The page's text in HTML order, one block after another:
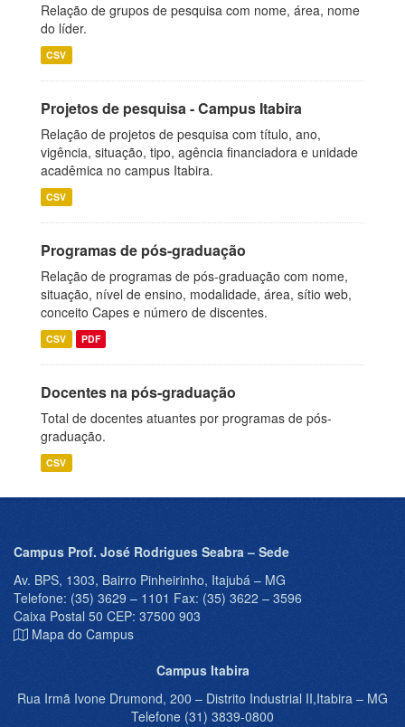
Relação de grupos de pesquisa com nome, área, nome
do líder.
CSV
Projetos de pesquisa - Campus Itabira
Relação de projetos de pesquisa com título, ano,
vigência, situação, tipo, agência financiadora e unidade
acadêmica no campus Itabira.
CSV
Programas de pós-graduação
Relação de programas de pós-graduação com nome,
situação, nível de ensino, modalidade, área, sítio web,
conceito Capes e número de discentes.
CSV PDF
Docentes na pós-graduação
Total de docentes atuantes por programas de pós-
graduação.
CSV
Campus Prof. José Rodrigues Seabra – Sede
Av. BPS, 1303, Bairro Pinheirinho, Itajubá – MG
Telefone: (35) 3629 – 1101 Fax: (35) 3622 – 3596
Caixa Postal 50 CEP: 37500 903
Mapa do Campus
Campus Itabira
Rua Irmã Ivone Drumond, 200 – Distrito Industrial II,Itabira – MG
Telefone (31) 3839-0800